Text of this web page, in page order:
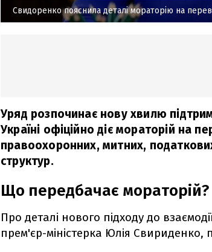
Свидоренко пояснила деталі мораторію на
Уряд розпочинає нову хвилю
Україні офіційно діє мораторій на
правоохоронних, митних,
структур.
Що передбачає мораторій?
Про деталі нового підходу до
прем'єр-міністерка Юлія Свириденко,